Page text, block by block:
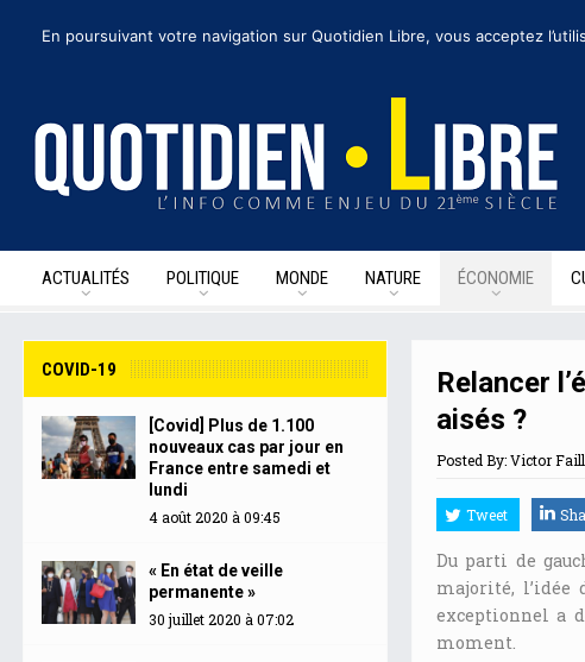
ACTUALITÉS POLITIQUE MONDE NATURE ÉCONOMIE
Relancer
aisés ?
Posted By:Victor
Tweet
Du parti de
majorité, l’idée
exceptionnel a
moment.
COVID-19
[Covid] Plus de 1.100
nouveaux cas par jour en
France entre samedi et
lundi
4 août 2020 à 09:45
« En état de veille
permanente »
30 juillet 2020 à 07:02
En poursuivant votre navigation sur Quotidien Libre, vous acceptez